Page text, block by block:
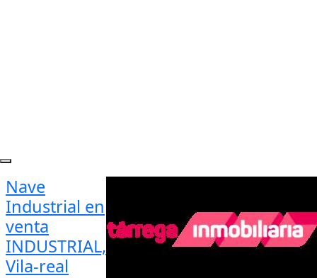
Nave
Industrial en
venta
INDUSTRIAL,
Vila-real